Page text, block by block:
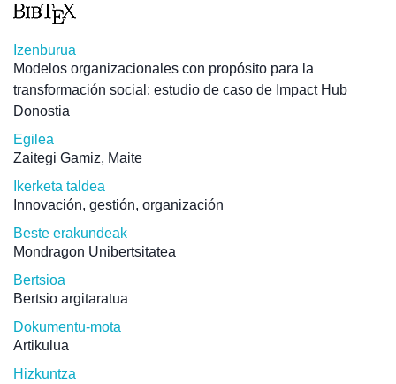
Izenburua
Modelos organizacionales con propósito para la
transformación social: estudio de caso de Impact Hub
Donostia
Egilea
Zaitegi Gamiz, Maite
Ikerketa taldea
Innovación, gestión, organización
Beste erakundeak
Mondragon Unibertsitatea
Bertsioa
Bertsio argitaratua
Dokumentu-mota
Artikulua
Hizkuntza